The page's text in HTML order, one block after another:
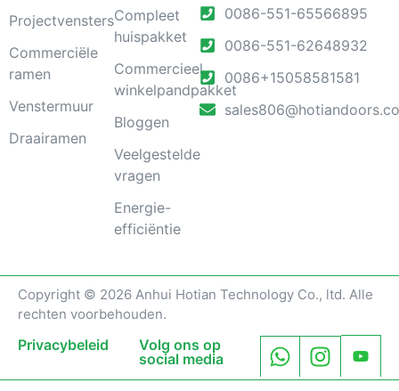
Projectvensters
Commerciële
ramen
Venstermuur
Draairamen
Compleet
huispakket
Commercieel
winkelpandpakket
Bloggen
Veelgestelde
vragen
Energie-
efficiëntie
0086-551-65566895
0086-551-62648932
0086+15058581581
Copyright © 2026 Anhui Hotian Technology Co., ltd. Alle
rechten voorbehouden.
Privacybeleid
Volg ons op
social media